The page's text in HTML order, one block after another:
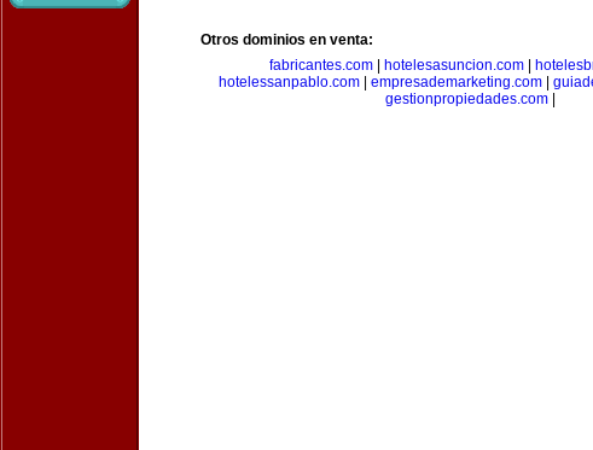
Otros dominios en venta:
fabricantes.com
hotelesasuncion.com
hotelessanpablo.com| empresademarketing.com|
gestionpropiedades.com|